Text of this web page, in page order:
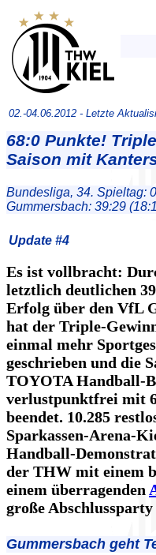
02.-04.06.2012 - Letzte
68:0 Punkte!
Saison mit
Bundesliga, 34. Spieltag:
Gummersbach: 39:29
Update #4
Es ist vollbracht:
letztlich deutlichen
Erfolg über den VfL
hat der Triple-
einmal mehr
geschrieben und die
TOYOTA Handball-
verlustpunktfrei mit
beendet. 10.285
Sparkassen-Arena-
Handball-
der THW mit einem
einem überragenden
große
Gummersbach geht